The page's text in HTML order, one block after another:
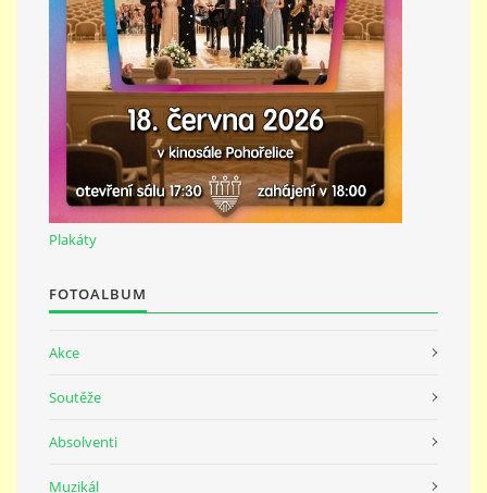
691 23
© 2026 eStránky.cz |Tisk|Nahoru ↑
Plakáty
FOTOALBUM
Akce
Soutěže
Absolventi
Muzikál